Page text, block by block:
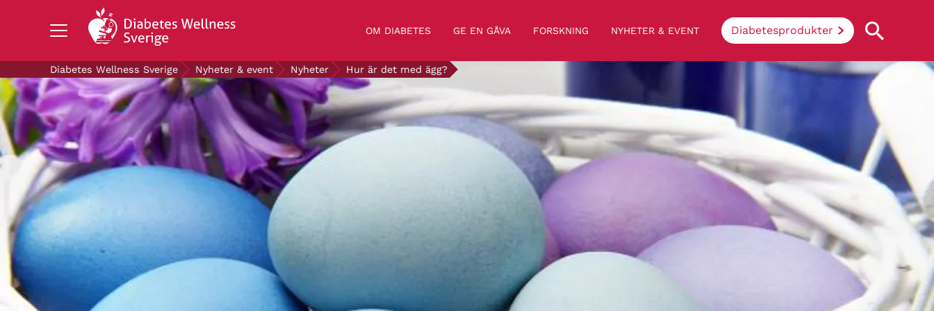
OM DIABETES GE EN GÅVA FORSKNING NYHETER & EVENT Diabetesprodukter
OM DIABETES
STÖD OSS
FORSKNING
NYHETER & EVENT
OM OSS
GRATIS DIABETESPRODUKTER
Blodsockerkollen
Vad innebär diabetes?
Enkelt uttryckt hindrar sjukdomen
kroppen ifrån att konvertera socker och
Search Diabetes Wellness Sverige
Diabetes Wellness Sverige Nyheter & event Nyheter Hur är det med ägg?